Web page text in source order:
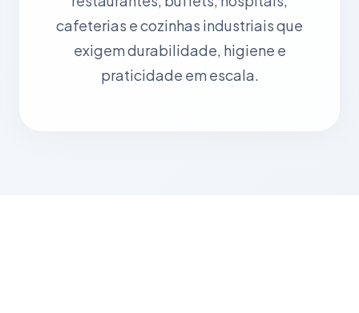
cafeterias e cozinhas industriais que
exigem durabilidade, higiene e
praticidade em escala.